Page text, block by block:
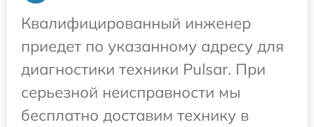
Квалифицированный инженер
приедет по указанному адресу для
диагностики техники Pulsar. При
серьезной неисправности мы
бесплатно доставим технику в